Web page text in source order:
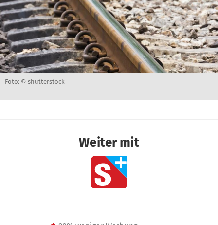
Foto: © shutterstock